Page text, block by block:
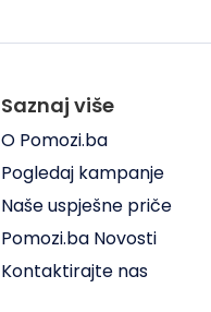
Saznaj više
O Pomozi.ba
Pogledaj kampanje
Naše uspješne priče
Pomozi.ba Novosti
Kontaktirajte nas